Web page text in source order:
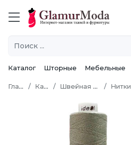
Каталог Шторные Мебельные
Главная Каталог Швейная фурнитура Нитки швейные